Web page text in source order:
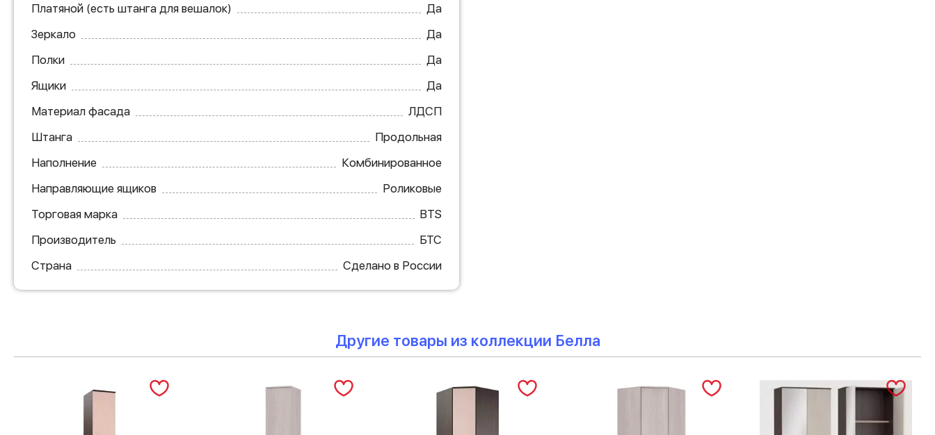
Платяной (есть штанга для вешалок)
Да
Зеркало
Да
Полки
Да
Ящики
Да
Материал фасада
ЛДСП
Штанга
Продольная
Наполнение
Комбинированное
Направляющие ящиков
Роликовые
Торговая марка
BTS
Производитель
БТС
Страна
Сделано в России
Другие товары из коллекции Белла